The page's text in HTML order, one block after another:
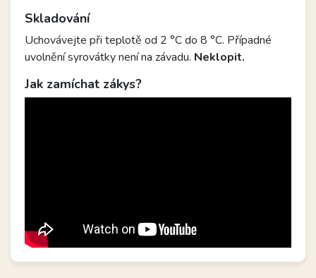
Skladování
Uchovávejte při teplotě od 2 °C do 8 °C. Případné
uvolnění syrovátky není na závadu. Neklopit.
Jak zamíchat zákys?